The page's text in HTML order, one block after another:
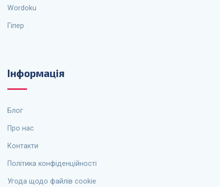
Wordoku
Гіпер
Інформація
Блог
Про нас
Контакти
Політика конфіденційності
Угода щодо файлів cookie